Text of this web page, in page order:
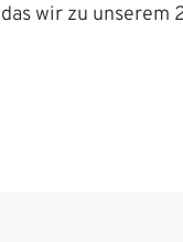
wir zu unserem